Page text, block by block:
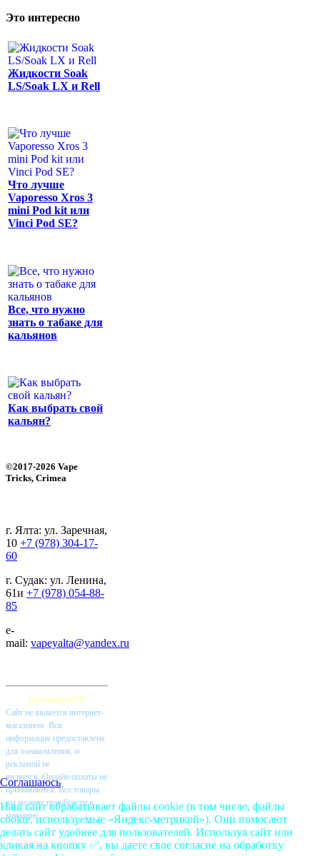
Это интересно
Жидкости Soak
LS/Soak LX и Rell
Что лучше
Vaporesso Xros 3
mini Pod kit или
Vinci Pod SE?
Все, что нужно
знать о табаке для
кальянов
Как выбрать свой
кальян?
©2017-2026 Vape
Tricks, Crimea
г. Ялта: ул. Заречная,
10 +7 (978) 304-17-
60
г. Судак: ул. Ленина,
61и +7 (978) 054-88-
85
e-
mail: vapeyalta@yandex.ru
Внимание!!!
Cайт не является интернет-
магазином. Вся
информация предоставлена
для ознакомления, и
рекламой не
является. Онлайн оплаты не
принимаются. Все товары
вы можете приобрести в
магазине.
Соглашаюсь
Наш сайт обрабатывает файлы cookie (в том числе, файлы
cookie, используемые «Яндекс-метрикой»). Они помогают
делать сайт удобнее для пользователей. Используя сайт или
кликая на кнопку ✅, вы даете свое согласие на обработку